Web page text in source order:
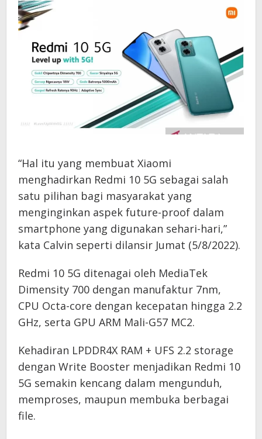
“Hal itu yang membuat Xiaomi
menghadirkan Redmi 10 5G sebagai salah
satu pilihan bagi masyarakat yang
menginginkan aspek future-proof dalam
smartphone yang digunakan sehari-hari,”
kata Calvin seperti dilansir Jumat (5/8/2022).
Redmi 10 5G ditenagai oleh MediaTek
Dimensity 700 dengan manufaktur 7nm,
CPU Octa-core dengan kecepatan hingga 2.2
GHz, serta GPU ARM Mali-G57 MC2.
Kehadiran LPDDR4X RAM + UFS 2.2 storage
dengan Write Booster menjadikan Redmi 10
5G semakin kencang dalam mengunduh,
memproses, maupun membuka berbagai
file.